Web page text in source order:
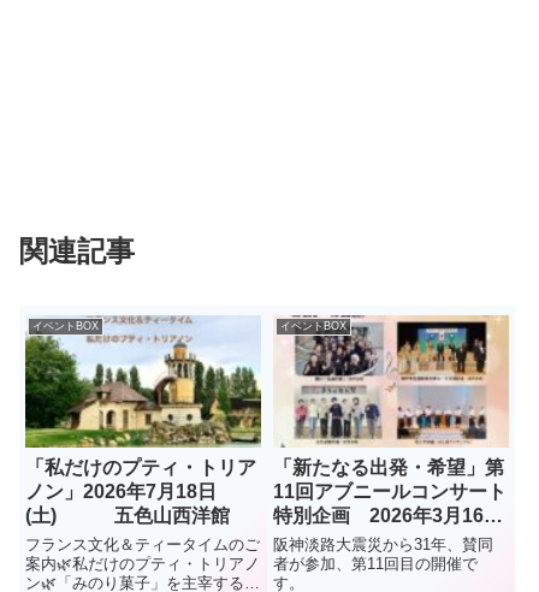
関連記事
イベントBOX
「私だけのプティ・トリア
ノン」2026年7月18日
(土) 五色山西洋館
フランス文化＆ティータイムのご
案内🌿私だけのプティ・トリアノ
ン🌿「みのり菓子」を主宰する小
イベントBOX
「新たなる出発・希望」第
11回アブニールコンサート
特別企画 2026年3月16日
(月) 垂水区役所1階ロビー
阪神淡路大震災から31年、賛同
者が参加、第11回目の開催で
す。